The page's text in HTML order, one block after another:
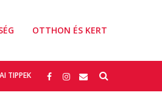
OTTHON ÉS KERT
TIPPEK